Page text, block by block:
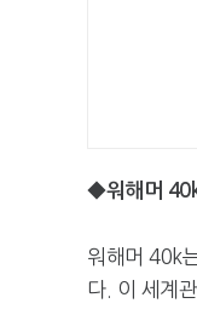
◆워해머
워해머 40k
다. 이 세계